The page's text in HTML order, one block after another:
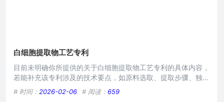
白细胞提取物工艺专利
目前未明确你所提供的关于白细胞提取物工艺专利的具体内容，
若能补充该专利涉及的技术要点，如原料选取、提取步骤、独特
工艺环节、预期效果等相关信息，便能生成更精准详细的摘要，
是从何种白细胞来源提取，采用物理、化学还是生物方法，提取
# 时间： 2026-02-06 # 阅读： 659